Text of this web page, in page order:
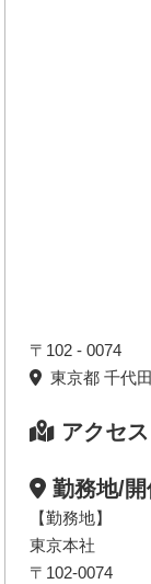
〒102 - 0074
東京都 千代
アクセス
勤務地/
【勤務地】
東京本社
〒102-0074